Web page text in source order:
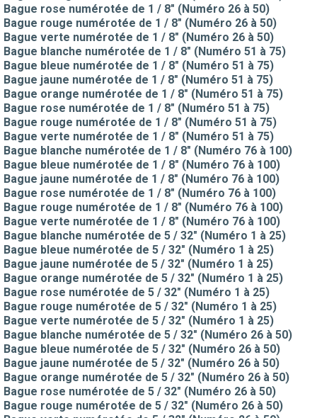
Bague rose numérotée de 1 / 8" (Numéro 26 à 50)
Bague rouge numérotée de 1 / 8" (Numéro 26 à 50)
Bague verte numérotée de 1 / 8" (Numéro 26 à 50)
Bague blanche numérotée de 1 / 8" (Numéro 51 à 75)
Bague bleue numérotée de 1 / 8" (Numéro 51 à 75)
Bague jaune numérotée de 1 / 8" (Numéro 51 à 75)
Bague orange numérotée de 1 / 8" (Numéro 51 à 75)
Bague rose numérotée de 1 / 8" (Numéro 51 à 75)
Bague rouge numérotée de 1 / 8" (Numéro 51 à 75)
Bague verte numérotée de 1 / 8" (Numéro 51 à 75)
Bague blanche numérotée de 1 / 8" (Numéro 76 à 100)
Bague bleue numérotée de 1 / 8" (Numéro 76 à 100)
Bague jaune numérotée de 1 / 8" (Numéro 76 à 100)
Bague rose numérotée de 1 / 8" (Numéro 76 à 100)
Bague rouge numérotée de 1 / 8" (Numéro 76 à 100)
Bague verte numérotée de 1 / 8" (Numéro 76 à 100)
Bague blanche numérotée de 5 / 32" (Numéro 1 à 25)
Bague bleue numérotée de 5 / 32" (Numéro 1 à 25)
Bague jaune numérotée de 5 / 32" (Numéro 1 à 25)
Bague orange numérotée de 5 / 32" (Numéro 1 à 25)
Bague rose numérotée de 5 / 32" (Numéro 1 à 25)
Bague rouge numérotée de 5 / 32" (Numéro 1 à 25)
Bague verte numérotée de 5 / 32" (Numéro 1 à 25)
Bague blanche numérotée de 5 / 32" (Numéro 26 à 50)
Bague bleue numérotée de 5 / 32" (Numéro 26 à 50)
Bague jaune numérotée de 5 / 32" (Numéro 26 à 50)
Bague orange numérotée de 5 / 32" (Numéro 26 à 50)
Bague rose numérotée de 5 / 32" (Numéro 26 à 50)
Bague rouge numérotée de 5 / 32" (Numéro 26 à 50)